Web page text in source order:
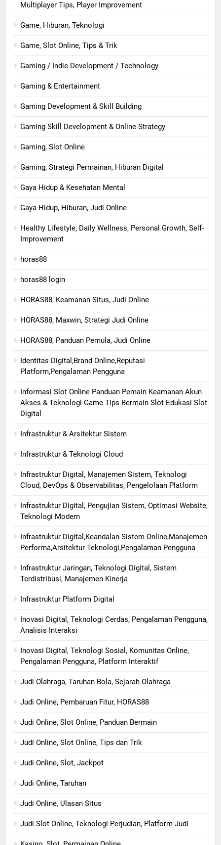
Multiplayer Tips, Player Improvement
Game, Hiburan, Teknologi
Game, Slot Online, Tips & Trik
Gaming / Indie Development / Technology
Gaming & Entertainment
Gaming Development & Skill Building
Gaming Skill Development & Online Strategy
Gaming, Slot Online
Gaming, Strategi Permainan, Hiburan Digital
Gaya Hidup & Kesehatan Mental
Gaya Hidup, Hiburan, Judi Online
Healthy Lifestyle, Daily Wellness, Personal Growth, Self-
Improvement
horas88
horas88 login
HORAS88, Keamanan Situs, Judi Online
HORAS88, Maxwin, Strategi Judi Online
HORAS88, Panduan Pemula, Judi Online
Identitas Digital,Brand Online,Reputasi
Platform,Pengalaman Pengguna
Informasi Slot Online Panduan Pemain Keamanan Akun
Akses & Teknologi Game Tips Bermain Slot Edukasi Slot
Digital
Infrastruktur & Arsitektur Sistem
Infrastruktur & Teknologi Cloud
Infrastruktur Digital, Manajemen Sistem, Teknologi
Cloud, DevOps & Observabilitas, Pengelolaan Platform
Infrastruktur Digital, Pengujian Sistem, Optimasi Website,
Teknologi Modern
Infrastruktur Digital,Keandalan Sistem Online,Manajemen
Performa,Arsitektur Teknologi,Pengalaman Pengguna
Infrastruktur Jaringan, Teknologi Digital, Sistem
Terdistribusi, Manajemen Kinerja
Infrastruktur Platform Digital
Inovasi Digital, Teknologi Cerdas, Pengalaman Pengguna,
Analisis Interaksi
Inovasi Digital, Teknologi Sosial, Komunitas Online,
Pengalaman Pengguna, Platform Interaktif
Judi Olahraga, Taruhan Bola, Sejarah Olahraga
Judi Online, Pembaruan Fitur, HORAS88
Judi Online, Slot Online, Panduan Bermain
Judi Online, Slot Online, Tips dan Trik
Judi Online, Slot, Jackpot
Judi Online, Taruhan
Judi Online, Ulasan Situs
Judi Slot Online, Teknologi Perjudian, Platform Judi